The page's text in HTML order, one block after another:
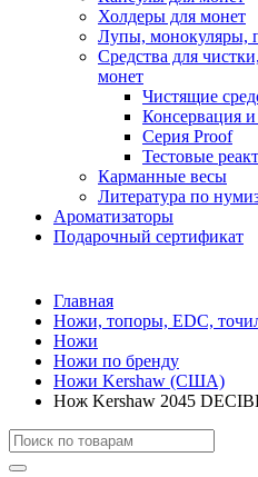
Холдеры для монет
Лупы, монокуляры,
Средства для
монет
Чистящие
Консервация
Серия Proof
Тестовые
Карманные весы
Литература по
Ароматизаторы
Подарочный сертификат
Главная
Ножи, топоры, EDC,
Ножи
Ножи по бренду
Ножи Kershaw (США)
Нож Kershaw 2045